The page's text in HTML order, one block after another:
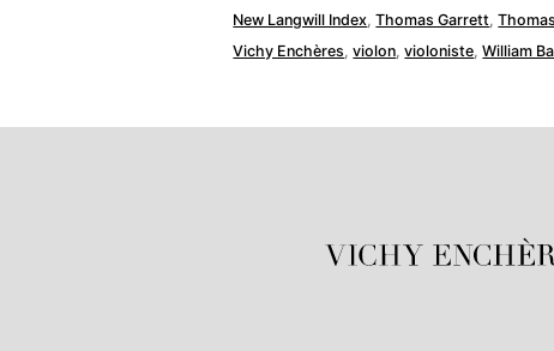
New Langwill Index,Thomas Garrett,
Vichy Enchères,violon,violoniste,William